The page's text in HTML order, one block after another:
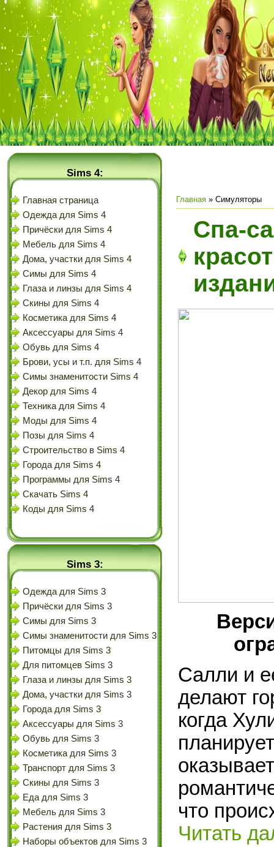
Sims 4:
Главная страница
Одежда для Sims 4
Причёски для Sims 4
Мебель для Sims 4
Дома, участки для Sims 4
Симы для Sims 4
Глаза и линзы для Sims 4
Скины для Sims 4
Косметика для Sims 4
Аксессуары для Sims 4
Обувь для Sims 4
Брови, усы и т.п. для Sims 4
Симы знаменитости Sims 4
Декор для Sims 4
Техника для Sims 4
Моды для Sims 4
Позы для Sims 4
Строительство в Sims 4
Города для Sims 4
Программы для Sims 4
Скачать Sims 4
Коды для Sims 4
Sims 3:
Одежда для Sims 3
Причёски для Sims 3
Симы для Sims 3
Симы знаменитости для Sims 3
Питомцы для Sims 3
Для питомцев Sims 3
Глаза и линзы для Sims 3
Дома, участки для Sims 3
Города для Sims 3
Аксессуары для Sims 3
Обувь для Sims 3
Косметика для Sims 3
Транспорт для Sims 3
Скины для Sims 3
Еда для Sims 3
Мебель для Sims 3
Растения для Sims 3
Наборы объектов для Sims 3
Главная » Симуляторы
Спа-
Салли и
делают
когда
что
Читать